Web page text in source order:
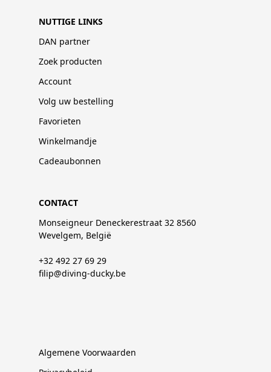
NUTTIGE LINKS
DAN partner
Zoek producten
Account
Volg uw bestelling
Favorieten
Winkelmandje
Cadeaubonnen
CONTACT
Monseigneur Deneckerestraat 32 8560
Wevelgem, België
+32 492 27 69 29
filip@diving-ducky.be
Algemene Voorwaarden